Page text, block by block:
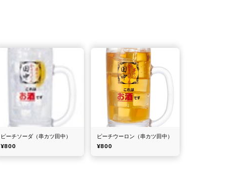
ピーチソーダ（串カツ田中）
¥800
ピーチウーロン（串カツ田中）
¥800